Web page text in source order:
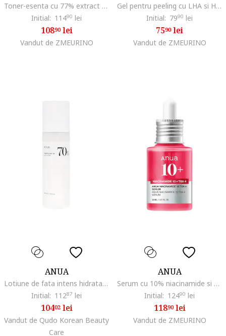
Toner-esenta cu 77% extract de piersica si niacina 250ml, Uscat/Gras/Mixt/Sensibil/Normal
Initial: 11490 lei
10890lei
Vandut de ZMEURINO
Gel pentru peeling cu LHA si Houttuynia Cordata, 120 ml
Initial: 7990 lei
7590lei
Vandut de ZMEURINO
ANUA
Lotiune de fata intens hidratanta, Heartleaf 70% Daily, 200ml
Initial: 11287 lei
10402lei
Vandut de Qudo Korean Beauty
Care
ANUA
Serum cu 10% niacinamide si 4% acid tranexamic 30ml
Initial: 12490 lei
11890lei
Vandut de ZMEURINO